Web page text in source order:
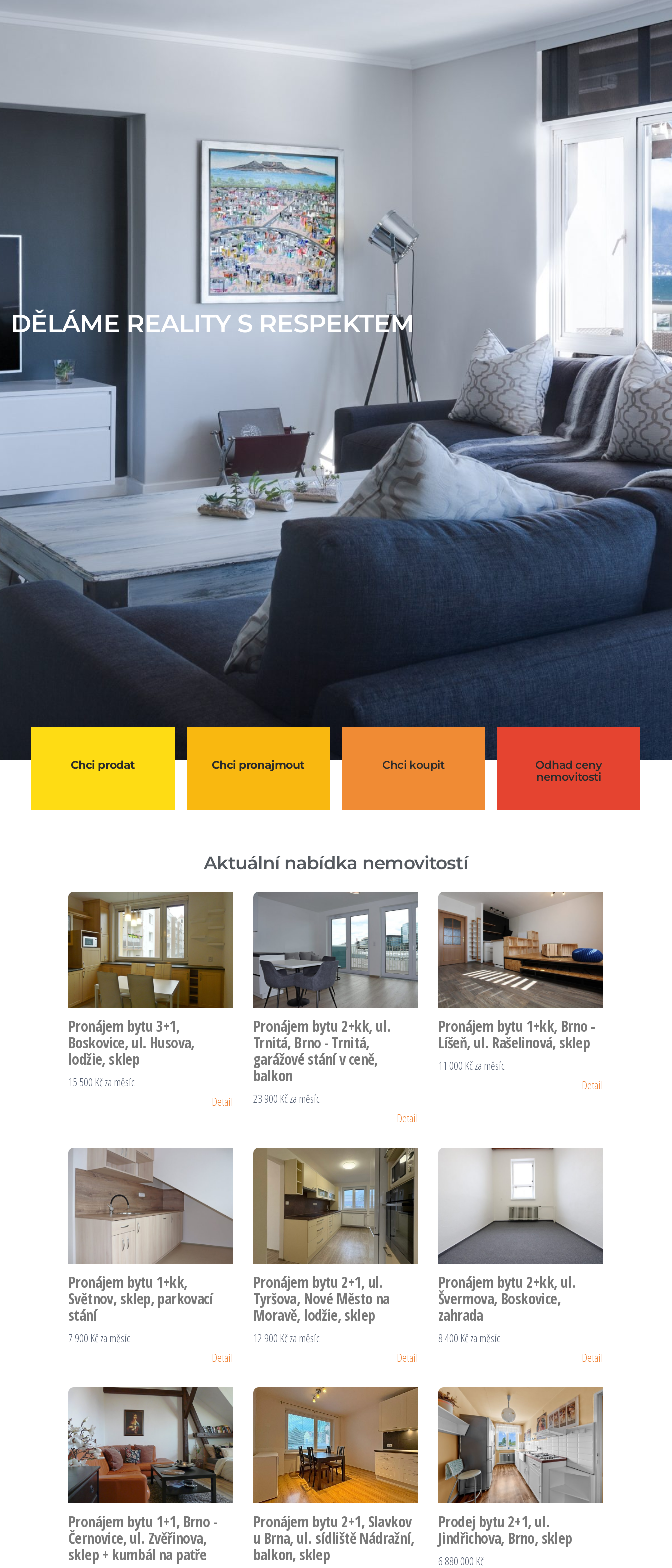
DĚLÁME REALITY S RESPEKTEM
Chci prodat Chci pronajmout Chci koupit
Odhad ceny
nemovitosti
Aktuální nabídka nemovitostí
Pronájem bytu 3+1,
Boskovice, ul. Husova,
lodžie, sklep
15 500 Kč za měsíc
Detail
Pronájem bytu 2+kk, ul.
Trnitá, Brno - Trnitá,
garážové stání v ceně,
balkon
23 900 Kč za měsíc
Detail
Pronájem bytu 1+kk, Brno -
Líšeň, ul. Rašelinová, sklep
11 000 Kč za měsíc
Detail
Pronájem bytu 1+kk,
Světnov, sklep, parkovací
stání
7 900 Kč za měsíc
Detail
Pronájem bytu 2+1, ul.
Tyršova, Nové Město na
Moravě, lodžie, sklep
12 900 Kč za měsíc
Detail
Pronájem bytu 2+kk, ul.
Švermova, Boskovice,
zahrada
8 400 Kč za měsíc
Detail
Pronájem bytu 1+1, Brno -
Černovice, ul. Zvěřinova,
sklep + kumbál na patře
Pronájem bytu 2+1, Slavkov
u Brna, ul. sídliště Nádražní,
balkon, sklep
Prodej bytu 2+1, ul.
Jindřichova, Brno, sklep
6 880 000 Kč